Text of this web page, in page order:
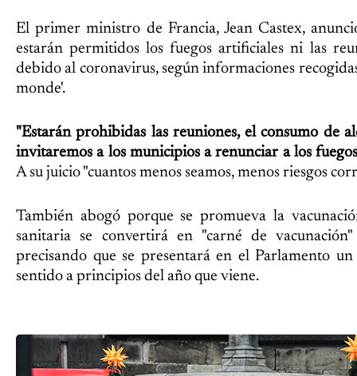
El primer ministro de Francia, Jean Castex,
estarán permitidos los fuegos artificiales ni las
debido al coronavirus, según informaciones
monde'.
"Estarán prohibidas las reuniones, el consumo de
invitaremos a los municipios a renunciar a los
A su juicio "cuantos menos seamos, menos riesgos
También abogó porque se promueva la
sanitaria se convertirá en "carné de
precisando que se presentará en el Parlamento
sentido a principios del año que viene.